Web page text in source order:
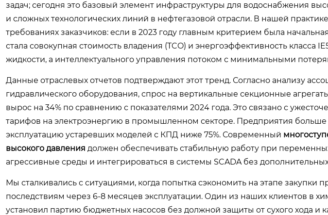
задач; сегодня это базовый элемент инфраструктуры для водоснабжения
и сложных технологических линий в нефтегазовой отрасли. В нашей
требованиях заказчиков: если в 2023 году главным критерием была
стала совокупная стоимость владения (TCO) и энергоэффективность класса
жидкости, а интеллектуального управления потоком с минимальными
Данные отраслевых отчетов подтверждают этот тренд. Согласно анализу
гидравлического оборудования, спрос на вертикальные секционные
вырос на 34% по сравнению с показателями 2024 года. Это связано с
тарифов на электроэнергию в промышленном секторе. Предприятия больше
эксплуатацию устаревших моделей с КПД ниже 75%. Современный
высокого давления должен обеспечивать стабильную работу при
агрессивные среды и интегрироваться в системы SCADA без
Мы сталкивались с ситуациями, когда попытка сэкономить на этапе закупки
последствиям через 6-8 месяцев эксплуатации. Один из наших клиентов в
установил партию бюджетных насосов без должной защиты от сухого хода и